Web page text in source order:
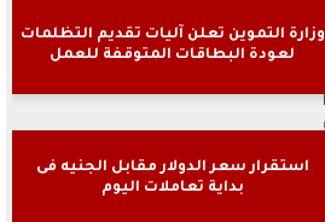
وزارة التموين تعلن آليات تقديم التظلمات
لعودة البطاقات المتوقفة للعمل
استقرار سعر الدولار مقابل الجنيه فى
بداية تعاملات اليوم